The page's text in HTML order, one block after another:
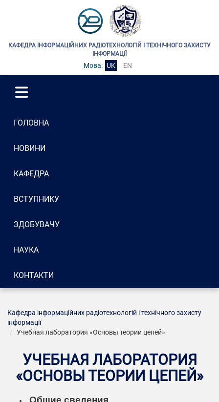
КАФЕДРА ІНФОРМАЦІЙНИХ РАДІОТЕХНОЛОГІЙ І ТЕХНІЧНОГО ЗАХИСТУ
ІНФОРМАЦІЇ
Мова: UK EN
ГОЛОВНА
НОВИНИ
КАФЕДРА
ВСТУПНИКУ
ЗДОБУВАЧУ
НАУКА
КОНТАКТИ
Кафедра інформаційних радіотехнологій і технічного захисту
інформації
Учебная лаборатория «Основы теории цепей»
УЧЕБНАЯ ЛАБОРАТОРИЯ
«ОСНОВЫ ТЕОРИИ ЦЕПЕЙ»
Общие сведения